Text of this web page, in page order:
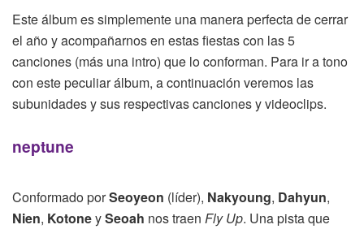
Este álbum es simplemente una manera perfecta de cerrar
el año y acompañarnos en estas fiestas con las 5
canciones (más una intro) que lo conforman. Para ir a tono
con este peculiar álbum, a continuación veremos las
subunidades y sus respectivas canciones y videoclips.
neptune
Conformado porSeoyeon (líder), Nakyoung, Dahyun,
Nien, KotoneySeoah nos traen Fly Up. Una pista que